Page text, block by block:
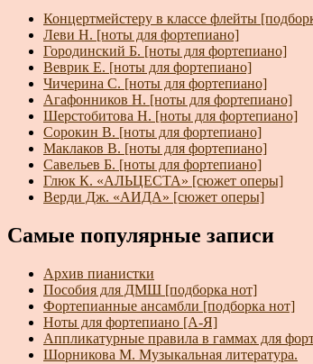
Концертмейстеру в классе флейты
Леви Н. [ноты для фортепиано]
Городинский Б. [ноты для фортепиано]
Веврик Е. [ноты для фортепиано]
Чичерина С. [ноты для фортепиано]
Агафонников Н. [ноты для фортепиано]
Шерстобитова Н. [ноты для фортепиано]
Сорокин В. [ноты для фортепиано]
Маклаков В. [ноты для фортепиано]
Савельев Б. [ноты для фортепиано]
Глюк К. «АЛЬЦЕСТА» [сюжет оперы]
Верди Дж. «АИДА» [сюжет оперы]
Самые популярные записи
Архив пианистки
Пособия для ДМШ [подборка нот]
Фортепианные ансамбли [подборка нот]
Ноты для фортепиано [А-Я]
Аппликатурные правила в гаммах для
Шорникова М. Музыкальная литература.